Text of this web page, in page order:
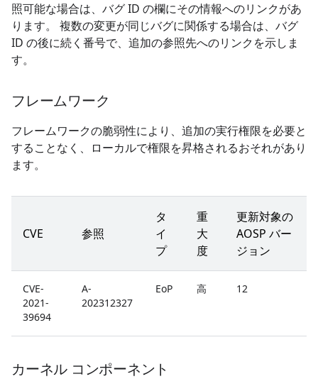
照可能な場合は、バグ ID の欄にその情報へのリンクがあ
ります。 複数の変更が同じバグに関係する場合は、バグ
ID の後に続く番号で、追加の参照先へのリンクを示しま
す。
フレームワーク
フレームワークの脆弱性により、追加の実行権限を必要と
することなく、ローカルで権限を昇格されるおそれがあり
ます。
CVE 参照
タ
イ
プ
重
大
度
更新対象の
AOSP バー
ジョン
CVE-
2021-
39694
A-
202312327
EoP 高 12
カーネル コンポーネント